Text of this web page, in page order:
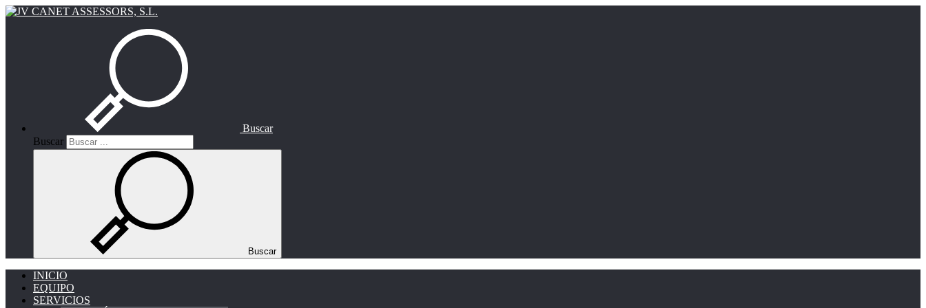
Buscar
Buscar
Buscar
INICIO
EQUIPO
SERVICIOS